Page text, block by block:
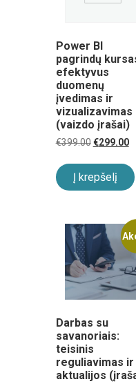
Power BI
pagrindų
efektyvus
duomenų
įvedimas ir
vizualizavimas
(vaizdo įrašai)
€399.00 Original
was:
€399.00.
€299.00
is:
Į krepšelį
Darbas su
savanoriais:
teisinis
reguliavimas ir
aktualijos